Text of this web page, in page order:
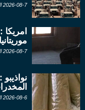
2026-08-7 الساعة 13:50
2026-08-7 الساعة 10:51
المخدرات
2026-08-6 الساعة 22:32